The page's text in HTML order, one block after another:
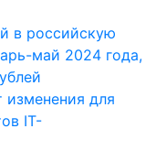
в российскую
май 2024 года,
изменения для
IT-